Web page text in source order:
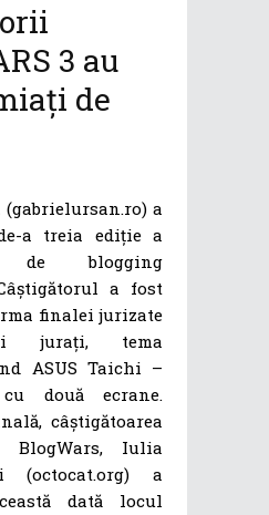
3 au
de
(gabrielursan.ro) a
a treia ediție a
de blogging
a fost
finalei jurizate
jurați, tema
ASUS Taichi –
două ecrane.
câștigătoarea
Iulia
(octocat.org) a
dată locul